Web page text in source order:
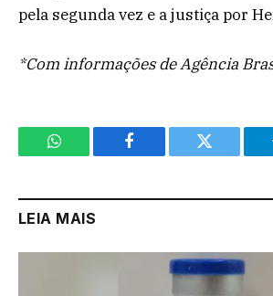
pela segunda vez e a justiça por
*Com informações de Agência
WhatsApp Facebook Twitter
LEIA MAIS